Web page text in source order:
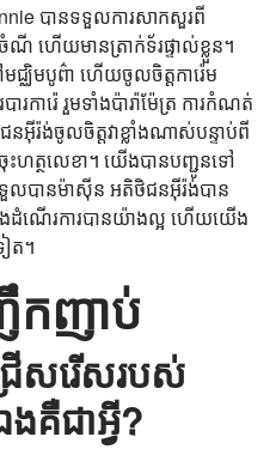
បានទទួលការសាកសួរពី
ហើយ​មាន​ត្រាក់ទ័រ​ផ្ទាល់ខ្លួន។
ជ្ឈិមបូព៌ា ហើយចូលចិត្តការ៉េម
រការ៉េ រួមទាំងប៉ារ៉ាម៉ែត្រ ការកំណត់
អ៊ីរ៉ង់ចូលចិត្តវាខ្លាំងណាស់បន្ទាប់ពី
ចុះហត្ថលេខា។ យើងបានបញ្ជូនទៅ
ល​បាន​ម៉ាស៊ីន អតិថិជន​អ៊ីរ៉ង់​បាន​
ណើរការ​បាន​យ៉ាង​ល្អ ហើយ​យើង​
ត។
ញាប់
សរើសរបស់
គឺជាអ្វី?